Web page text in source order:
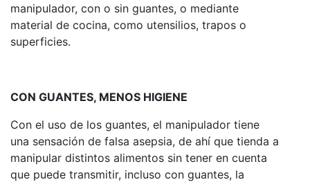
manipulador, con o sin guantes, o mediante
material de cocina, como utensilios, trapos o
superficies.
CON GUANTES, MENOS HIGIENE
Con el uso de los guantes, el manipulador tiene
una sensación de falsa asepsia, de ahí que tienda a
manipular distintos alimentos sin tener en cuenta
que puede transmitir, incluso con guantes, la